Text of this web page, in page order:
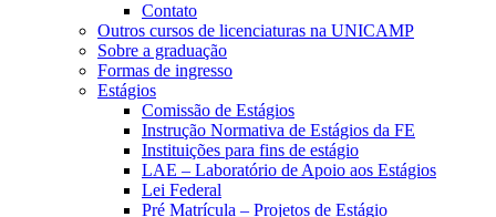
Contato
Outros cursos de licenciaturas na UNICAMP
Sobre a graduação
Formas de ingresso
Estágios
Comissão de Estágios
Instrução Normativa de Estágios da FE
Instituições para fins de estágio
LAE – Laboratório de Apoio aos Estágios
Lei Federal
Pré Matrícula – Projetos de Estágio